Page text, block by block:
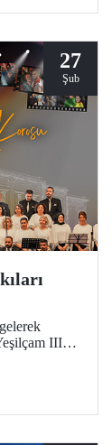
27
Şub
III"